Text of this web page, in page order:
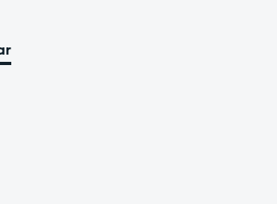
till annan webbplats.
till annan webbplats.